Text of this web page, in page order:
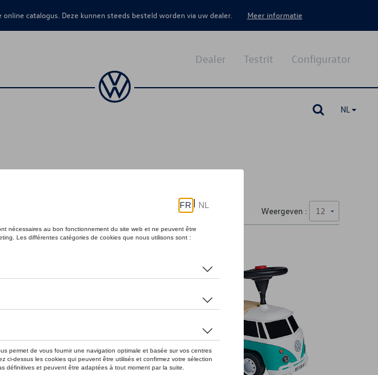
catalogus. Deze kunnen steeds besteld worden via uw dealer. Meer informatie
Configurator
Testrit
Dealer
NL
Weergeven :